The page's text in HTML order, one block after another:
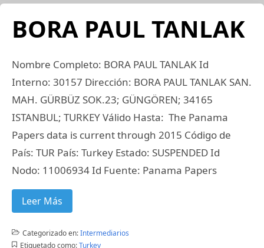
BORA PAUL TANLAK
Nombre Completo: BORA PAUL TANLAK Id
Interno: 30157 Dirección: BORA PAUL TANLAK SAN.
MAH. GÜRBÜZ SOK.23; GÜNGÖREN; 34165
ISTANBUL; TURKEY Válido Hasta: The Panama
Papers data is current through 2015 Código de
País: TUR País: Turkey Estado: SUSPENDED Id
Nodo: 11006934 Id Fuente: Panama Papers
Leer Más
Categorizado en:Intermediarios
Etiquetado como: Turkey